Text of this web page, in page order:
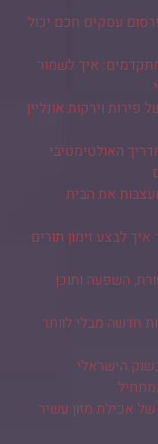
עסקים חכם יכול
איך לשמור
וירקות אונליין
האולטימטיבי
את הבית
לבצע זימון תורים
השפעה ותוכן
חדשה מבלי לוותר
בשוק הישראלי
אכילת מזון עשיר